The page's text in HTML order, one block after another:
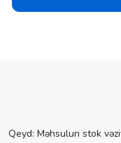
Qeyd: Məhsulun stok